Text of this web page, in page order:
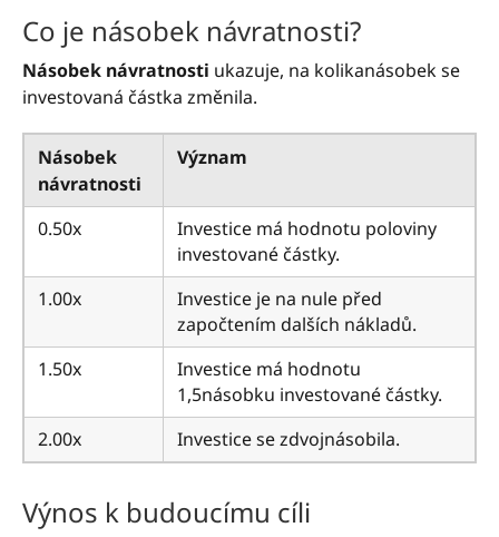
Co je násobek návratnosti?
Násobek návratnosti ukazuje, na kolikanásobek se
investovaná částka změnila.
Násobek
návratnosti
Význam
0.50x
Investice má hodnotu poloviny
investované částky.
1.00x
Investice je na nule před
započtením dalších nákladů.
1.50x
Investice má hodnotu
1,5násobku investované částky.
2.00x
Investice se zdvojnásobila.
Výnos k budoucímu cíli